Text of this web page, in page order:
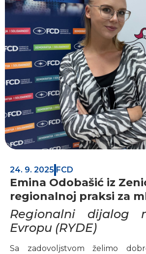
24. 9. 2025 FCD
Emina Odobašić iz
regionalnoj praksi za
Regionalni dijalog
Evropu (RYDE)
Sa zadovoljstvom želimo